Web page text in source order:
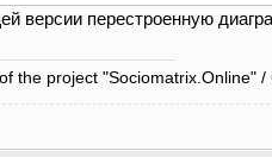
версии перестроенную
the project "Sociomatrix.Online"